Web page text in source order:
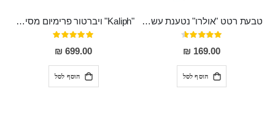
טבעת רטט "אולרו" נטענת עשויה סיליקון רפואי עם רטט חזק ומטריף חושים
דירוג:
91%
169.00 ₪
הוסף לסל
"Kaliph" ויברטור פרימיום מסיליקון רפואי , נטען, שקט במיוחד, מסתובב ומתפתל, שמנמן עם חדירה 14 סמ
דירוג:
100%
699.00 ₪
הוסף לסל